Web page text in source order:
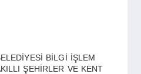
BİLGİ İŞLEM
ŞEHİRLER VE KENT